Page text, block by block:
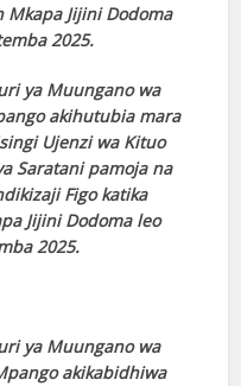
Jijini Dodoma
2025.
ya Muungano wa
akihutubia mara
Ujenzi wa Kituo
Saratani pamoja na
Figo katika
Jijini Dodoma leo
2025.
ya Muungano wa
akikabidhiwa